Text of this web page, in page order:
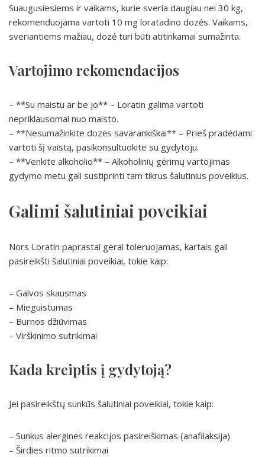
Suaugusiesiems ir vaikams, kurie sveria daugiau nei 30 kg,
rekomenduojama vartoti 10 mg loratadino dozės. Vaikams,
sveriantiems mažiau, dozė turi būti atitinkamai sumažinta.
Vartojimo rekomendacijos
– **Su maistu ar be jo** – Loratin galima vartoti
nepriklausomai nuo maisto.
– **Nesumažinkite dozės savarankiškai** – Prieš pradėdami
vartoti šį vaistą, pasikonsultuokite su gydytoju.
– **Venkite alkoholio** – Alkoholinių gėrimų vartojimas
gydymo metu gali sustiprinti tam tikrus šalutinius poveikius.
Galimi šalutiniai poveikiai
Nors Loratin paprastai gerai toleruojamas, kartais gali
pasireikšti šalutiniai poveikiai, tokie kaip:
– Galvos skausmas
– Mieguistumas
– Burnos džiūvimas
– Virškinimo sutrikimai
Kada kreiptis į gydytoją?
Jei pasireikštų sunkūs šalutiniai poveikiai, tokie kaip:
– Sunkus alerginės reakcijos pasireiškimas (anafilaksija)
– Širdies ritmo sutrikimai